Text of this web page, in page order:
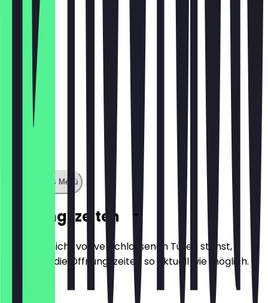
Zeige ganzes Menü
Öffnungszeiten
Damit du nicht vor verschlossenen Türen stehst,
halten wir die Öffnungszeiten so aktuell wie möglich.